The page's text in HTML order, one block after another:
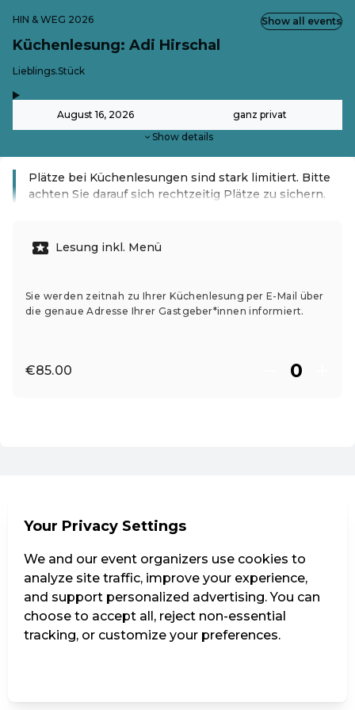
HIN & WEG 2026
Küchenlesung: Adi Hirschal
-Lieblings.Stück
August 16, 2026 ganz privat
Show details
Show all events
Plätze bei Küchenlesungen sind stark limitiert. Bitte
achten Sie darauf sich rechtzeitig Plätze zu sichern.
Lesung inkl. Menü
Sie werden zeitnah zu Ihrer Küchenlesung per E-Mail über
die genaue Adresse Ihrer Gastgeber*innen informiert.
€85.00
Your Privacy Settings
We and our event organizers use cookies to
analyze site traffic, improve your experience,
and support personalized advertising. You can
choose to accept all, reject non-essential
tracking, or customize your preferences.